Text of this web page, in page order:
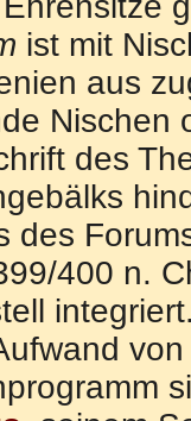
ist mit
aus
Nischen
des
des
400 n.